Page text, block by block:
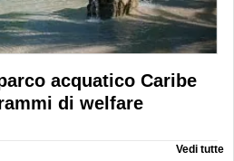
acquatico Caribe
di welfare
Vedi tutte